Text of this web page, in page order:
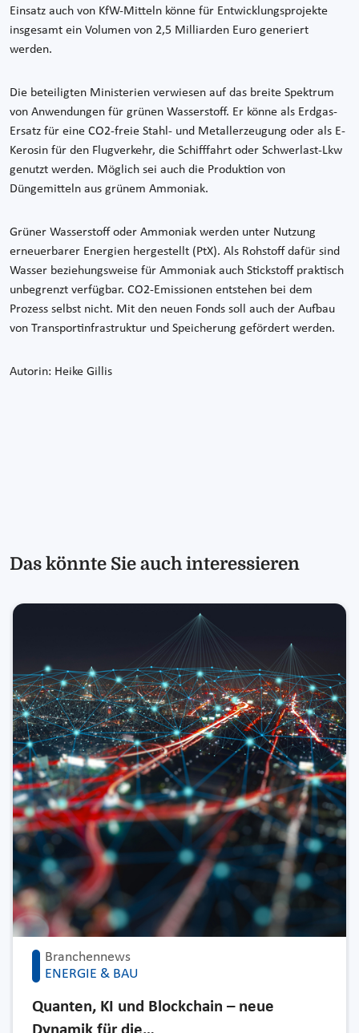
Einsatz auch von KfW-Mitteln könne für Entwicklungsprojekte
insgesamt ein Volumen von 2,5 Milliarden Euro generiert
werden.
Die beteiligten Ministerien verwiesen auf das breite Spektrum
von Anwendungen für grünen Wasserstoff. Er könne als Erdgas-
Ersatz für eine CO2-freie Stahl- und Metallerzeugung oder als E-
Kerosin für den Flugverkehr, die Schifffahrt oder Schwerlast-Lkw
genutzt werden. Möglich sei auch die Produktion von
Düngemitteln aus grünem Ammoniak.
Grüner Wasserstoff oder Ammoniak werden unter Nutzung
erneuerbarer Energien hergestellt (PtX). Als Rohstoff dafür sind
Wasser beziehungsweise für Ammoniak auch Stickstoff praktisch
unbegrenzt verfügbar. CO2-Emissionen entstehen bei dem
Prozess selbst nicht. Mit den neuen Fonds soll auch der Aufbau
von Transportinfrastruktur und Speicherung gefördert werden.
Autorin: Heike Gillis
Das könnte Sie auch interessieren
Branchennews
ENERGIE & BAU
Quanten, KI und Blockchain – neue